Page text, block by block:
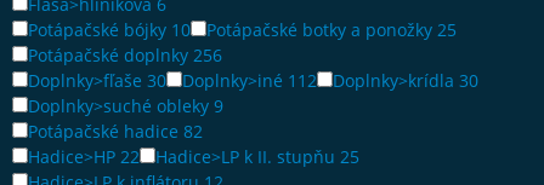
Potápačské bójky 10 Potápačské botky a ponožky 25
Potápačské doplnky 256
Doplnky>fľaše 30 Doplnky>iné 112 Doplnky>krídla 30
Doplnky>suché obleky 9
Potápačské hadice 82
Hadice>HP 22 Hadice>LP k II. stupňu 25